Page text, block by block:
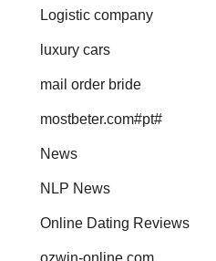
Logistic company
luxury cars
mail order bride
mostbeter.com#pt#
News
NLP News
Online Dating Reviews
ozwin-online.com